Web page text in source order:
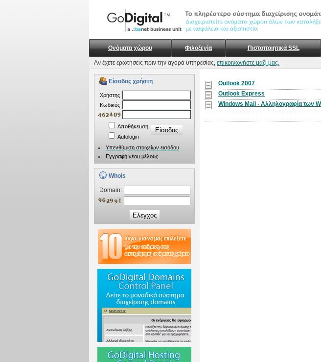
Ονόματα χώρου Φιλοξενία Πιστοποιητικά SSL
Αν έχετε ερωτήσεις πριν την αγορά υπηρεσίας, επικοινωνήστε μαζί μας.
Είσοδος χρήστη
Xρήστης
Kωδικός
Αποθήκευση
Autologin
Υπενθύμιση στοιχείων εισόδου
Εγγραφή νέου μέλους
Whois
Domain:
Ελεγχος
Outlook 2007
Outlook Express
Windows Mail - Αλληλογραφία των